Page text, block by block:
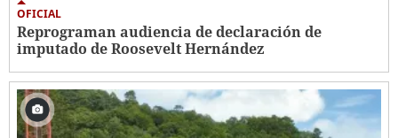
OFICIAL
Reprograman audiencia de declaración de
imputado de Roosevelt Hernández